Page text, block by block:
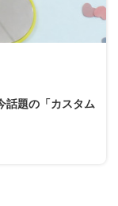
話題の「カスタム